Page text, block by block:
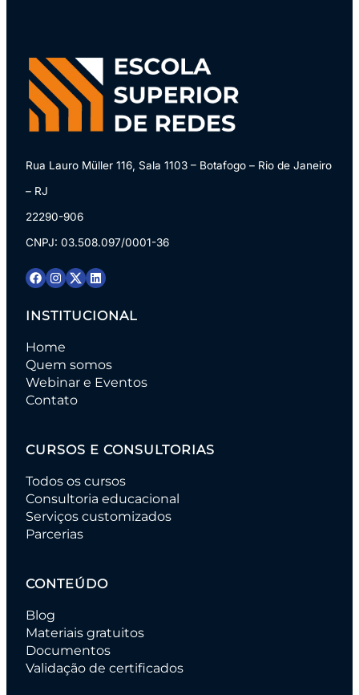
Rua Lauro Müller 116, Sala 1103 – Botafogo – Rio de Janeiro
– RJ
22290-906
CNPJ: 03.508.097/0001-36
INSTITUCIONAL
Home
Quem somos
Webinar e Eventos
Contato
CURSOS E CONSULTORIAS
Todos os cursos
Consultoria educacional
Serviços customizados
Parcerias
CONTEÚDO
Blog
Materiais gratuitos
Documentos
Validação de certificados